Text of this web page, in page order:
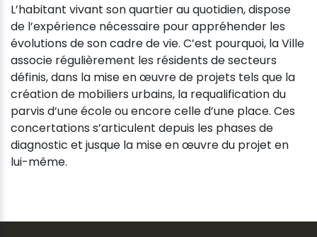
L’habitant vivant son quartier au quotidien, dispose
de l’expérience nécessaire pour appréhender les
évolutions de son cadre de vie. C’est pourquoi, la Ville
associe régulièrement les résidents de secteurs
définis, dans la mise en œuvre de projets tels que la
création de mobiliers urbains, la requalification du
parvis d’une école ou encore celle d’une place. Ces
concertations s’articulent depuis les phases de
diagnostic et jusque la mise en œuvre du projet en
lui-même.